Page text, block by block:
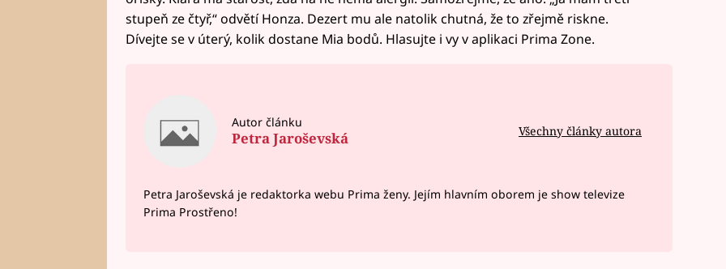
stupeň ze čtyř,“ odvětí Honza. Dezert mu ale natolik chutná, že to zřejmě riskne.
Dívejte se v úterý, kolik dostane Mia bodů. Hlasujte i vy v aplikaci Prima Zone.
Autor článku
Petra Jaroševská Všechny články autora
Petra Jaroševská je redaktorka webu Prima ženy. Jejím hlavním oborem je show televize
Prima Prostřeno!